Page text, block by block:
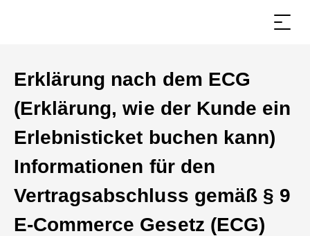
Erklärung nach dem ECG
(Erklärung, wie der Kunde ein
Erlebnisticket buchen kann)
Informationen für den
Vertragsabschluss gemäß § 9
E-Commerce Gesetz (ECG)